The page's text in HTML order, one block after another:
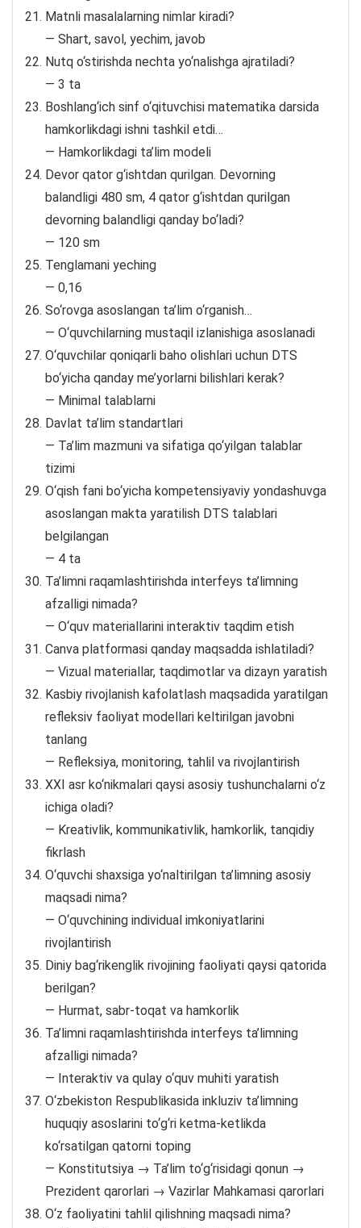
Matnli masalalarning nimlar kiradi?
— Shart, savol, yechim, javob
Nutq o‘stirishda nechta yo‘nalishga ajratiladi?
— 3 ta
Boshlang‘ich sinf o‘qituvchisi matematika darsida
hamkorlikdagi ishni tashkil etdi…
— Hamkorlikdagi ta’lim modeli
Devor qator g‘ishtdan qurilgan. Devorning
balandligi 480 sm, 4 qator g‘ishtdan qurilgan
devorning balandligi qanday bo‘ladi?
— 120 sm
Tenglamani yeching
— 0,16
So‘rovga asoslangan ta’lim o‘rganish…
— O‘quvchilarning mustaqil izlanishiga asoslanadi
O‘quvchilar qoniqarli baho olishlari uchun DTS
bo‘yicha qanday me’yorlarni bilishlari kerak?
— Minimal talablarni
Davlat ta’lim standartlari
— Ta’lim mazmuni va sifatiga qo‘yilgan talablar
tizimi
O‘qish fani bo‘yicha kompetensiyaviy yondashuvga
asoslangan makta yaratilish DTS talablari
belgilangan
— 4 ta
Ta’limni raqamlashtirishda interfeys ta’limning
afzalligi nimada?
— O‘quv materiallarini interaktiv taqdim etish
Canva platformasi qanday maqsadda ishlatiladi?
— Vizual materiallar, taqdimotlar va dizayn yaratish
Kasbiy rivojlanish kafolatlash maqsadida yaratilgan
refleksiv faoliyat modellari keltirilgan javobni
tanlang
— Refleksiya, monitoring, tahlil va rivojlantirish
XXI asr ko‘nikmalari qaysi asosiy tushunchalarni o‘z
ichiga oladi?
— Kreativlik, kommunikativlik, hamkorlik, tanqidiy
fikrlash
O‘quvchi shaxsiga yo‘naltirilgan ta’limning asosiy
maqsadi nima?
— O‘quvchining individual imkoniyatlarini
rivojlantirish
Diniy bag‘rikenglik rivojining faoliyati qaysi qatorida
berilgan?
— Hurmat, sabr-toqat va hamkorlik
Ta’limni raqamlashtirishda interfeys ta’limning
afzalligi nimada?
— Interaktiv va qulay o‘quv muhiti yaratish
O‘zbekiston Respublikasida inkluziv ta’limning
huquqiy asoslarini to‘g‘ri ketma-ketlikda
ko‘rsatilgan qatorni toping
— Konstitutsiya → Ta’lim to‘g‘risidagi qonun →
Prezident qarorlari → Vazirlar Mahkamasi qarorlari
O‘z faoliyatini tahlil qilishning maqsadi nima?